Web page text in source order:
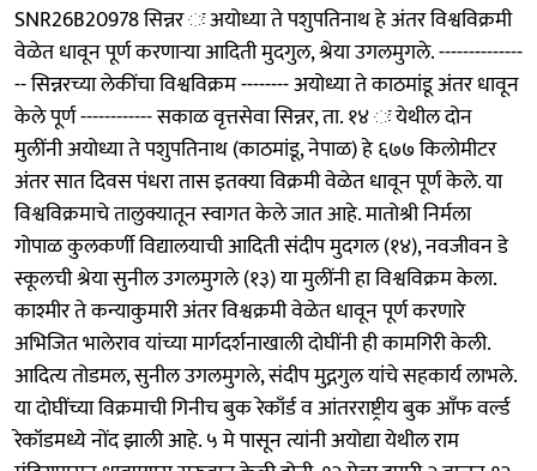
SNR26B20978 सिन्नर ः अयोध्या ते पशुपतिनाथ हे अंतर विश्वविक्रमी
वेळेत धावून पूर्ण करणाऱ्या आदिती मुदगुल, श्रेया उगलमुगले. --------------
-- सिन्नरच्या लेकींचा विश्वविक्रम -------- अयोध्या ते काठमांडू अंतर धावून
केले पूर्ण ------------ सकाळ वृत्तसेवा सिन्नर, ता. १४ ः येथील दोन
मुलींनी अयोध्या ते पशुपतिनाथ (काठमांडू, नेपाळ) हे ६७७ किलोमीटर
अंतर सात दिवस पंधरा तास इतक्या विक्रमी वेळेत धावून पूर्ण केले. या
विश्वविक्रमाचे तालुक्यातून स्वागत केले जात आहे. मातोश्री निर्मला
गोपाळ कुलकर्णी विद्यालयाची आदिती संदीप मुदगल (१४), नवजीवन डे
स्कूलची श्रेया सुनील उगलमुगले (१३) या मुलींनी हा विश्वविक्रम केला.
काश्मीर ते कन्याकुमारी अंतर विश्वक्रमी वेळेत धावून पूर्ण करणारे
अभिजित भालेराव यांच्या मार्गदर्शनाखाली दोघींनी ही कामगिरी केली.
आदित्य तोडमल, सुनील उगलमुगले, संदीप मुद्गगुल यांचे सहकार्य लाभले.
या दोघींच्या विक्रमाची गिनीच बुक रेकाँर्ड व आंतरराष्ट्रीय बुक आँफ वर्ल्ड
रेकॉडमध्ये नोंद झाली आहे. ५ मे पासून त्यांनी अयोद्या येथील राम